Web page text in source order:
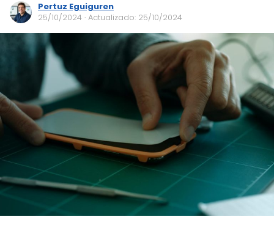
Pertuz Eguiguren
25/10/2024 · Actualizado: 25/10/2024